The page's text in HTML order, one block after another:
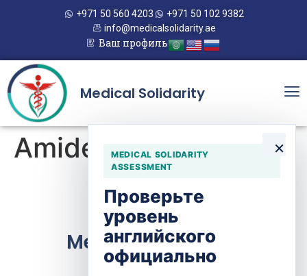
+971 50 560 4203
+971 50 102 9382
info@medicalsolidarity.ae
Ваш профиль
Medical Solidarity
×
MEDICAL SOLIDARITY
ASSESSMENT
Проверьте
уровень
английского
официально
Amideast, Inc.
Medical Solidarity